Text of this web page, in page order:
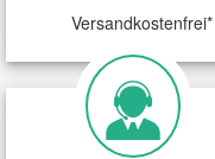
Smart Ersatzteile
Suzuki Ersatzteile